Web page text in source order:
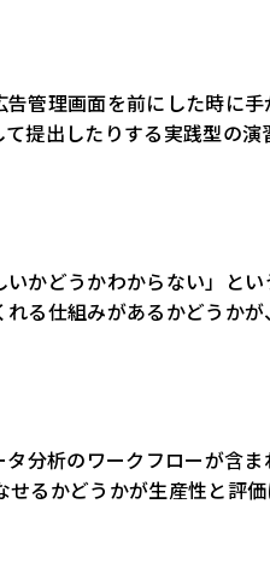
管理画面を前にした時に手
提出したりする実践型の
かどうかわからない」とい
る仕組みがあるかどうか
分析のワークフローが含
るかどうかが生産性と評価